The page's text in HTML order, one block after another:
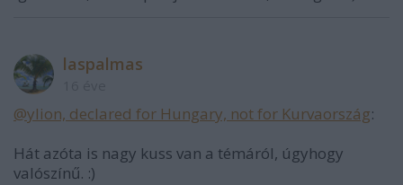
laspalmas
@ylion, declared for Hungary, not for Kurvaország:
Hát azóta is nagy kuss van a témáról, úgyhogy
valószínű. :)